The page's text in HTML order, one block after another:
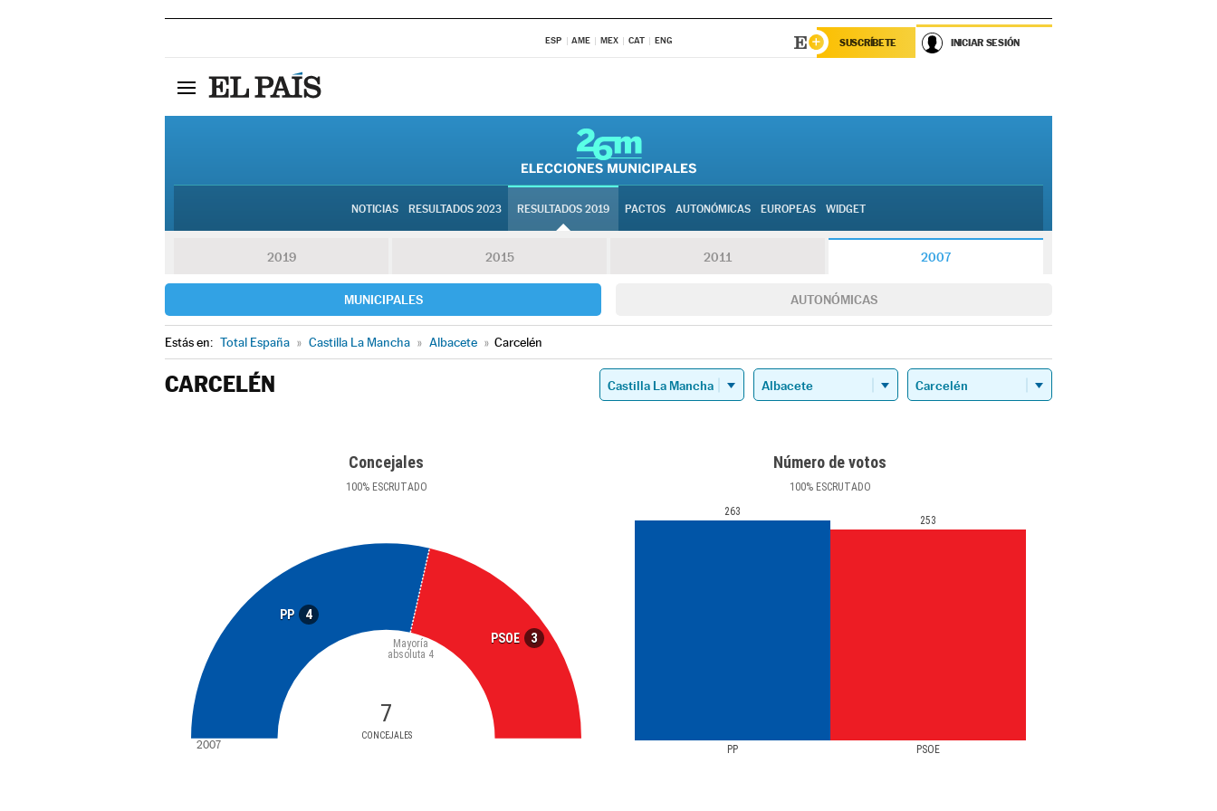
ESP AME MEX CAT ENG SUSCRÍBETE INICIAR SESIÓN
NOTICIAS RESULTADOS 2023 RESULTADOS 2019 PACTOS AUTONÓMICAS EUROPEAS WIDGET
2019 2015 2011 2007
MUNICIPALES AUTONÓMICAS
Estás en: Total España » Castilla La Mancha » Albacete » Carcelén
CARCELÉN
Concejales
100%ESCRUTADO
PP 4
PSOE 3
7
CONCEJALES
Mayoría
absoluta 4
2007
Número de votos
100%ESCRUTADO
PP PSOE
263
253